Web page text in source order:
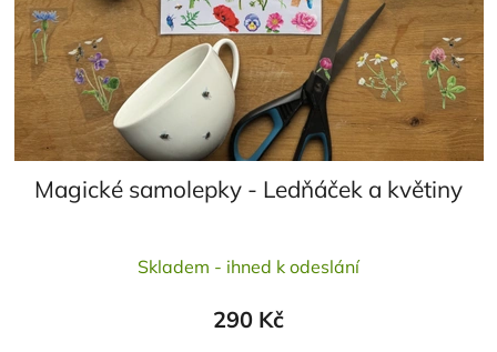
Magické samolepky - Ledňáček a květiny
hodnocení
je
Skladem - ihned k odeslání
290 Kč